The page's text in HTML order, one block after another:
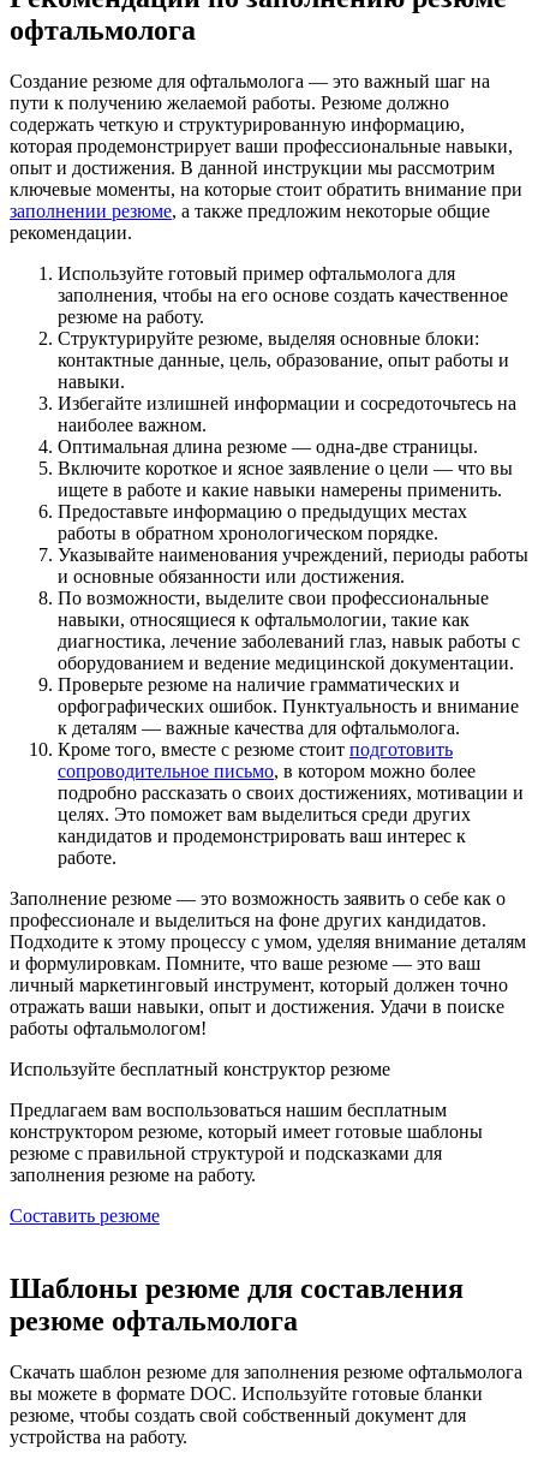
офтальмолога
Создание резюме для офтальмолога — это важный шаг на
пути к получению желаемой работы. Резюме должно
содержать четкую и структурированную информацию,
которая продемонстрирует ваши профессиональные навыки,
опыт и достижения. В данной инструкции мы рассмотрим
ключевые моменты, на которые стоит обратить внимание при
заполнении резюме, а также предложим некоторые общие
рекомендации.
Используйте готовый пример офтальмолога для
заполнения, чтобы на его основе создать качественное
резюме на работу.
Структурируйте резюме, выделяя основные блоки:
контактные данные, цель, образование, опыт работы и
навыки.
Избегайте излишней информации и сосредоточьтесь на
наиболее важном.
Оптимальная длина резюме — одна-две страницы.
Включите короткое и ясное заявление о цели — что вы
ищете в работе и какие навыки намерены применить.
Предоставьте информацию о предыдущих местах
работы в обратном хронологическом порядке.
Указывайте наименования учреждений, периоды работы
и основные обязанности или достижения.
По возможности, выделите свои профессиональные
навыки, относящиеся к офтальмологии, такие как
диагностика, лечение заболеваний глаз, навык работы с
оборудованием и ведение медицинской документации.
Проверьте резюме на наличие грамматических и
орфографических ошибок. Пунктуальность и внимание
к деталям — важные качества для офтальмолога.
Кроме того, вместе с резюме стоит подготовить
сопроводительное письмо, в котором можно более
подробно рассказать о своих достижениях, мотивации и
целях. Это поможет вам выделиться среди других
кандидатов и продемонстрировать ваш интерес к
работе.
Заполнение резюме — это возможность заявить о себе как о
профессионале и выделиться на фоне других кандидатов.
Подходите к этому процессу с умом, уделяя внимание деталям
и формулировкам. Помните, что ваше резюме — это ваш
личный маркетинговый инструмент, который должен точно
отражать ваши навыки, опыт и достижения. Удачи в поиске
работы офтальмологом!
Используйте бесплатный конструктор резюме
Предлагаем вам воспользоваться нашим бесплатным
конструктором резюме, который имеет готовые шаблоны
резюме с правильной структурой и подсказками для
заполнения резюме на работу.
Составить резюме
Шаблоны резюме для составления
резюме офтальмолога
Скачать шаблон резюме для заполнения резюме офтальмолога
вы можете в формате DOC. Используйте готовые бланки
резюме, чтобы создать свой собственный документ для
устройства на работу.